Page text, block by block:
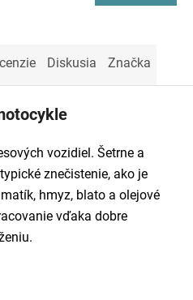
Diskusia Značka
vozidiel. Šetrne a
znečistenie, ako je
hmyz, blato a olejové
vďaka dobre